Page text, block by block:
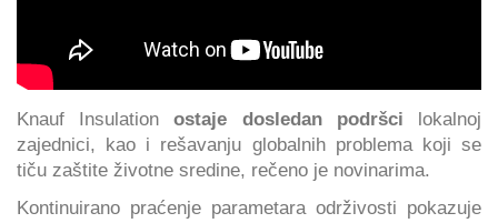
Knauf Insulationostaje dosledan podršci lokalnoj
zajednici, kao i rešavanju globalnih problema koji se
tiču zaštite životne sredine, rečeno je novinarima.
Kontinuirano praćenje parametara održivosti pokazuje